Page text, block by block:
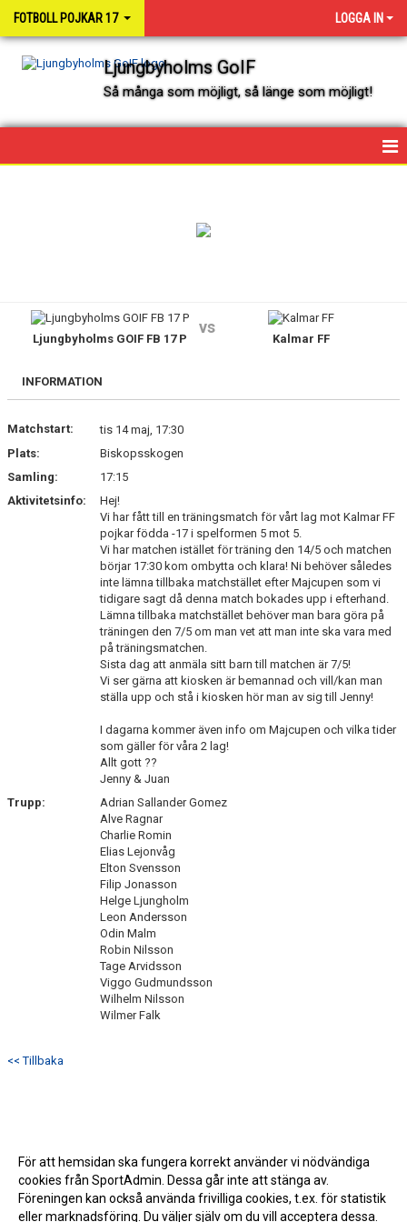
FOTBOLL POJKAR 17 LOGGA IN
Ljungbyholms GoIF
Så många som möjligt, så länge som möjligt!
MATCHER
Ljungbyholms GOIF FB 17 P
vs
Kalmar FF
INFORMATION
Matchstart:
tis 14 maj, 17:30
Plats:
Biskopsskogen
Samling:
17:15
Aktivitetsinfo:
Hej!
Vi har fått till en träningsmatch för vårt lag mot Kalmar FF
pojkar födda -17 i spelformen 5 mot 5.
Vi har matchen istället för träning den 14/5 och matchen
börjar 17:30 kom ombytta och klara! Ni behöver således
inte lämna tillbaka matchstället efter Majcupen som vi
tidigare sagt då denna match bokades upp i efterhand.
Lämna tillbaka matchstället behöver man bara göra på
träningen den 7/5 om man vet att man inte ska vara med
på träningsmatchen.
Sista dag att anmäla sitt barn till matchen är 7/5!
Vi ser gärna att kiosken är bemannad och vill/kan man
ställa upp och stå i kiosken hör man av sig till Jenny!
I dagarna kommer även info om Majcupen och vilka tider
som gäller för våra 2 lag!
Allt gott ??
Jenny & Juan
Trupp:
Adrian Sallander Gomez
Alve Ragnar
Charlie Romin
Elias Lejonvåg
Elton Svensson
Filip Jonasson
Helge Ljungholm
Leon Andersson
Odin Malm
Robin Nilsson
Tage Arvidsson
Viggo Gudmundsson
Wilhelm Nilsson
Wilmer Falk
<< Tillbaka
För att hemsidan ska fungera korrekt använder vi nödvändiga
cookies från SportAdmin. Dessa går inte att stänga av.
Föreningen kan också använda frivilliga cookies, t.ex. för statistik
eller marknadsföring. Du väljer själv om du vill acceptera dessa.